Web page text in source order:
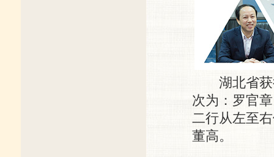
湖北省获
次为：罗官
二行从左至
董高。